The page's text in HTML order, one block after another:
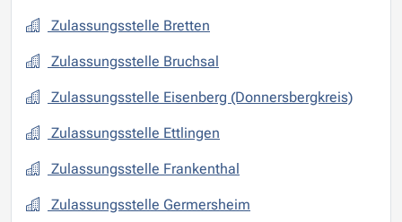
Zulassungsstelle Bretten
Zulassungsstelle Bruchsal
Zulassungsstelle Eisenberg (Donnersbergkreis)
Zulassungsstelle Ettlingen
Zulassungsstelle Frankenthal
Zulassungsstelle Germersheim